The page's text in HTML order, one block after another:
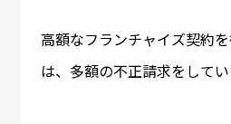
高額なフランチャイズ契約
は、多額の不正請求をしてい